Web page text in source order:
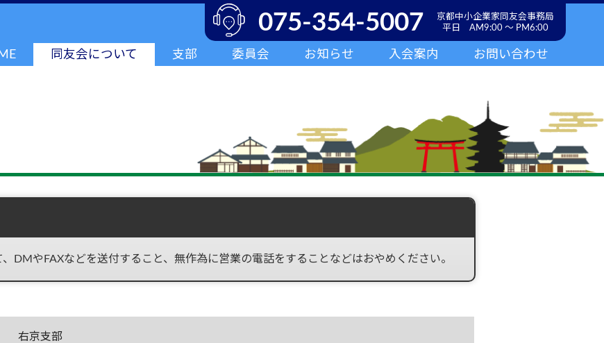
同友会について 支部 委員会 お知らせ 入会案内 お問い合わせ
075-354-5007
京都中小企業家同友会事務局
平日 AM9:00 ～ PM6:00
DMやFAXなどを送付すること、無作為に営業の電話をすることなどはおやめください。
右京支部